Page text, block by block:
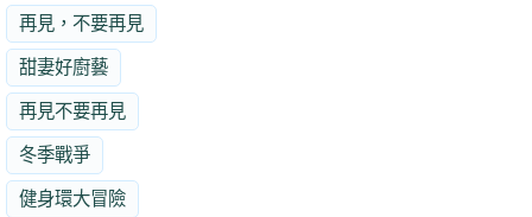
再見，不要再見
甜妻好廚藝
再見不要再見
冬季戰爭
健身環大冒險